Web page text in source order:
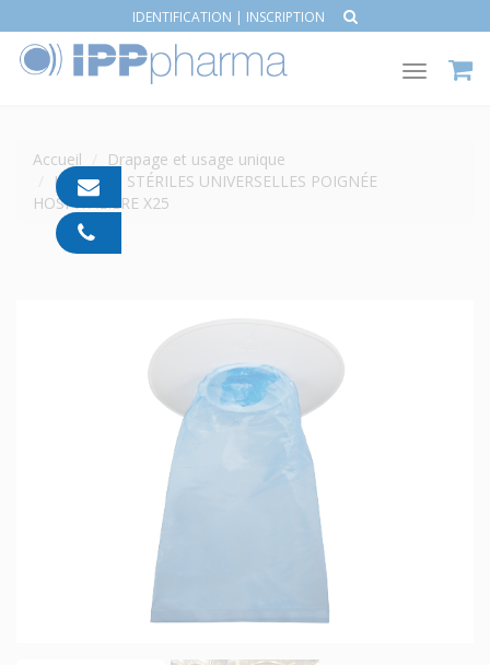
IDENTIFICATION | INSCRIPTION
Toggle
Accueil
Drapage et usage unique
HOUSSES STÉRILES UNIVERSELLES POIGNÉE
HOSPITALIÈRE X25
contact@ipp-
pharma.com
91